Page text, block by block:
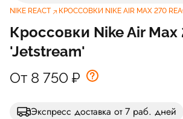
NIKE REACT КРОССОВКИ NIKE AIR MAX 270
Кроссовки Nike Air
'Jetstream'
От 8 750 ₽
Экспресс доставка от 7 раб. дней